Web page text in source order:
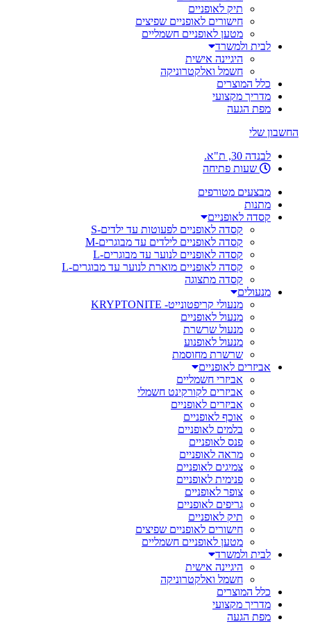
תיק לאופניים
חישורים לאופניים שפיצים
מטען לאופניים חשמליים
לבית ולמשרד
היגיינה אישית
חשמל ואלקטרוניקה
כלל המוצרים
מדריך מקצועי
מפת הגעה
החשבון שלי
לבנדה 30, ת"א.
שעות פתיחה
מבצעים מטורפים
מתנות
קסדה לאופניים
קסדה לאופניים לפעוטות עד ילדים-S
קסדה לאופניים לילדים עד מבוגרים-M
קסדה לאופניים לנוער עד מבוגרים-L
קסדה לאופניים מוארת לנוער עד מבוגרים-L
קסדה מתצוגה
מנעולים
מנעולי קריפטונייט- KRYPTONITE
מנעול לאופניים
מנעול שרשרת
מנעול לאופנוע
שרשרת מחוסמת
אביזרים לאופניים
אביזרי חשמליים
אביזרים לקורקינט חשמלי
אביזרים לאופניים
אוכף לאופניים
בלמים לאופניים
פנס לאופניים
מראה לאופניים
צמיגים לאופניים
פנימית לאופניים
צופר לאופניים
גריפים לאופניים
תיק לאופניים
חישורים לאופניים שפיצים
מטען לאופניים חשמליים
לבית ולמשרד
היגיינה אישית
חשמל ואלקטרוניקה
כלל המוצרים
מדריך מקצועי
מפת הגעה